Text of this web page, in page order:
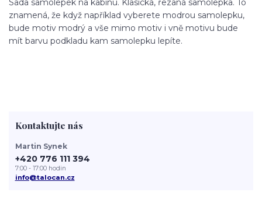
Sada samolepek na kabinu. Klasická, řezaná samolepka. To
znamená, že když například vyberete modrou samolepku,
bude motiv modrý a vše mimo motiv i vně motivu bude
mít barvu podkladu kam samolepku lepíte.
Kontaktujte nás
Martin Synek
+420 776 111 394
7:00 - 17:00 hodin
info@talocan.cz